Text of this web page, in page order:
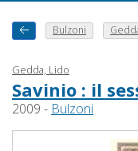
Bulzoni
Gedda, Lido
Savinio : il
2009 - Bulzoni